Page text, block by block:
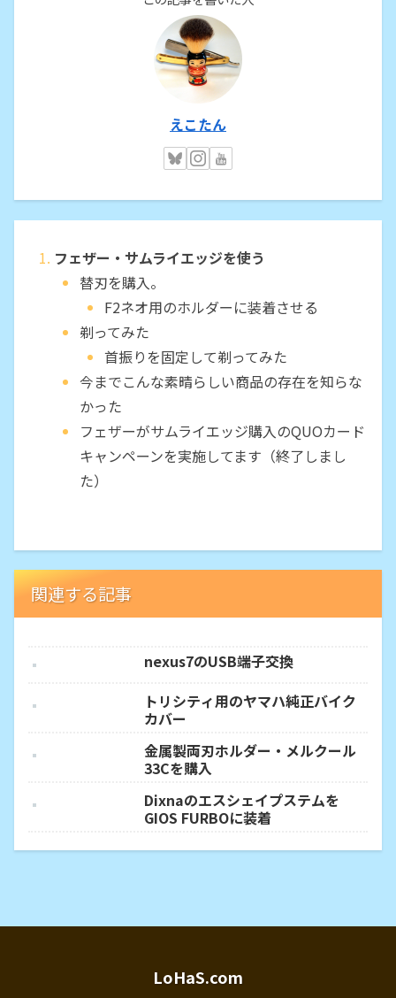
えこたん
フェザー・サムライエッジを使う
替刃を購入。
F2ネオ用のホルダーに装着させる
剃ってみた
首振りを固定して剃ってみた
今までこんな素晴らしい商品の存在を知らな
かった
フェザーがサムライエッジ購入のQUOカード
キャンペーンを実施してます（終了しまし
た）
関連する記事
nexus7のUSB端子交換
トリシティ用のヤマハ純正バイク
カバー
金属製両刃ホルダー・メルクール
33Cを購入
Dixnaのエスシェイプステムを
GIOS FURBOに装着
LoHaS.com